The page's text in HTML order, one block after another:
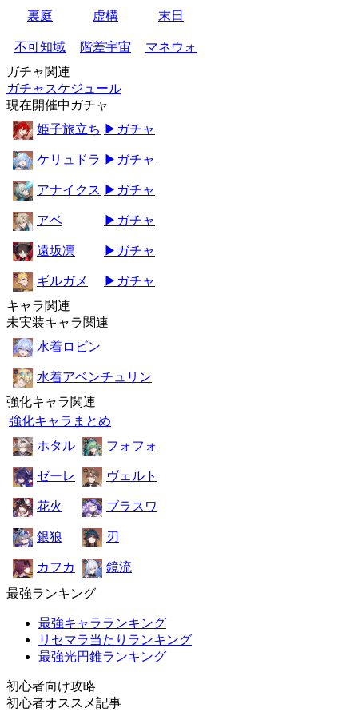
裏庭 虚構 末日
不可知域 階差宇宙
マネウォ
ガチャ関連
ガチャスケジュール
現在開催中ガチャ
姫子旅立ち ▶ガチャ
ケリュドラ ▶ガチャ
アナイクス ▶ガチャ
アベ ▶ガチャ
遠坂凛 ▶ガチャ
ギルガメ
▶ガチャ
キャラ関連
未実装キャラ関連
水着ロビン
水着アベンチュリン
強化キャラ関連
強化キャラまとめ
ホタル
フォフォ
ゼーレ ヴェルト
花火 ブラスワ
銀狼 刃
カフカ
鏡流
最強ランキング
最強キャラランキング
リセマラ当たりランキング
最強光円錐ランキング
初心者向け攻略
初心者オススメ記事